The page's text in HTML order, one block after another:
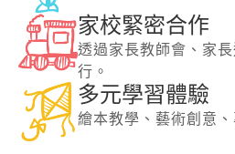
家校緊密合作
透過家長教師會、家
行。
多元學習體驗
繪本教學、藝術創意